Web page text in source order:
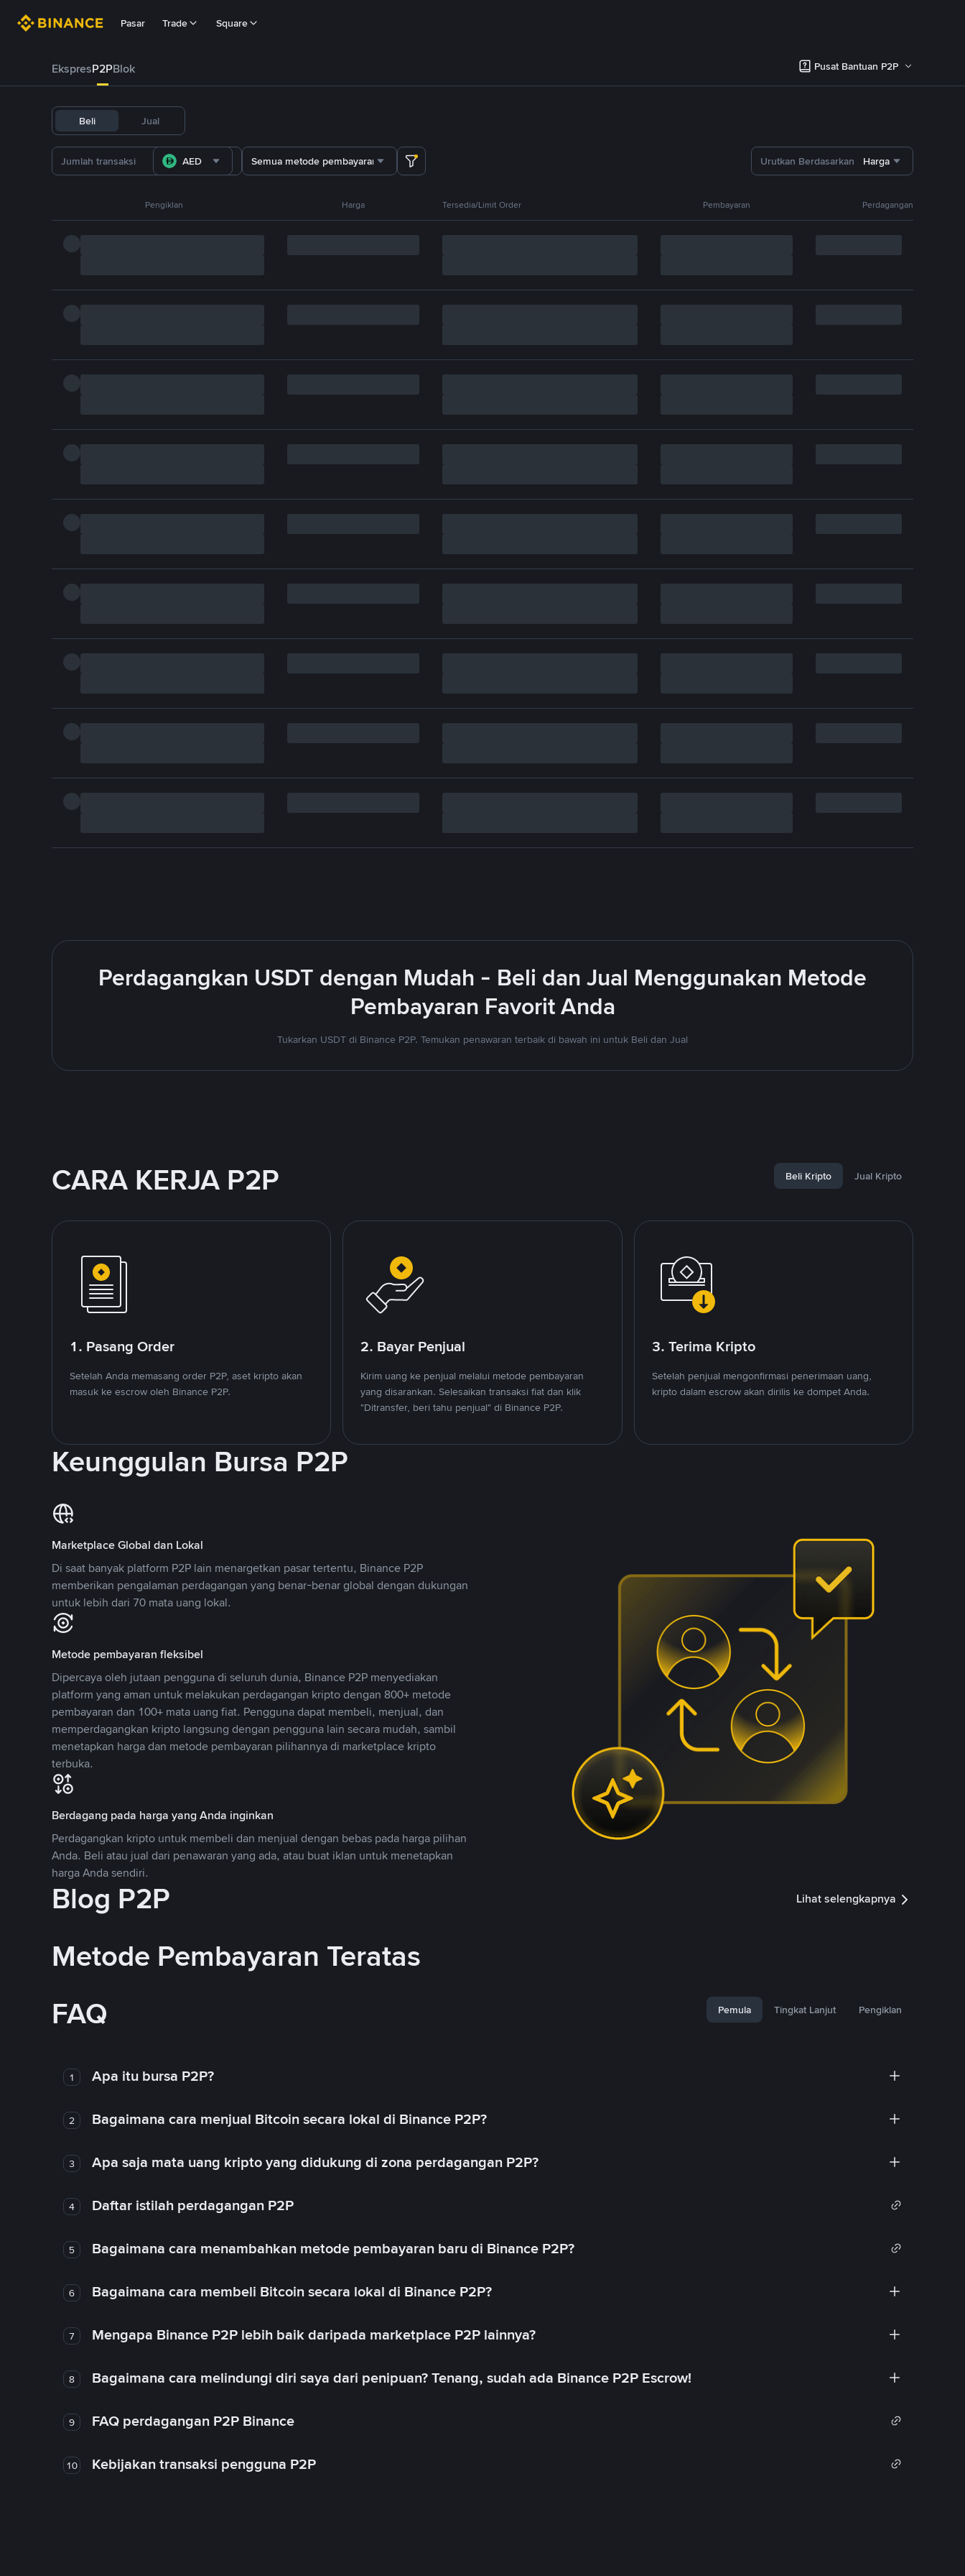
Pasar Trade Square
EkspresP2PBlok Pusat Bantuan P2P
Beli Jual
AED Semua metode pembayaran Urutkan Berdasarkan Harga
Pengiklan Harga Tersedia/Limit Order Pembayaran Perdagangan
Perdagangkan USDT dengan Mudah - Beli dan Jual Menggunakan Metode
Pembayaran Favorit Anda
Tukarkan USDT di Binance P2P. Temukan penawaran terbaik di bawah ini untuk Beli dan Jual
CARA KERJA P2P Beli Kripto Jual Kripto
1. Pasang Order
Setelah Anda memasang order P2P, aset kripto akan
masuk ke escrow oleh Binance P2P.
2. Bayar Penjual
Kirim uang ke penjual melalui metode pembayaran
yang disarankan. Selesaikan transaksi fiat dan klik
"Ditransfer, beri tahu penjual" di Binance P2P.
3. Terima Kripto
Setelah penjual mengonfirmasi penerimaan uang,
kripto dalam escrow akan dirilis ke dompet Anda.
Keunggulan Bursa P2P
Marketplace Global dan Lokal
Di saat banyak platform P2P lain menargetkan pasar tertentu, Binance P2P
memberikan pengalaman perdagangan yang benar-benar global dengan dukungan
untuk lebih dari 70 mata uang lokal.
Metode pembayaran fleksibel
Dipercaya oleh jutaan pengguna di seluruh dunia, Binance P2P menyediakan
platform yang aman untuk melakukan perdagangan kripto dengan 800+ metode
pembayaran dan 100+ mata uang fiat. Pengguna dapat membeli, menjual, dan
memperdagangkan kripto langsung dengan pengguna lain secara mudah, sambil
menetapkan harga dan metode pembayaran pilihannya di marketplace kripto
terbuka.
Berdagang pada harga yang Anda inginkan
Perdagangkan kripto untuk membeli dan menjual dengan bebas pada harga pilihan
Anda. Beli atau jual dari penawaran yang ada, atau buat iklan untuk menetapkan
harga Anda sendiri.
Blog P2P Lihat selengkapnya
Metode Pembayaran Teratas
FAQ
Pemula Tingkat Lanjut Pengiklan
1 Apa itu bursa P2P?
2 Bagaimana cara menjual Bitcoin secara lokal di Binance P2P?
3 Apa saja mata uang kripto yang didukung di zona perdagangan P2P?
4 Daftar istilah perdagangan P2P
5 Bagaimana cara menambahkan metode pembayaran baru di Binance P2P?
6 Bagaimana cara membeli Bitcoin secara lokal di Binance P2P?
7 Mengapa Binance P2P lebih baik daripada marketplace P2P lainnya?
8 Bagaimana cara melindungi diri saya dari penipuan? Tenang, sudah ada Binance P2P Escrow!
9 FAQ perdagangan P2P Binance
10 Kebijakan transaksi pengguna P2P